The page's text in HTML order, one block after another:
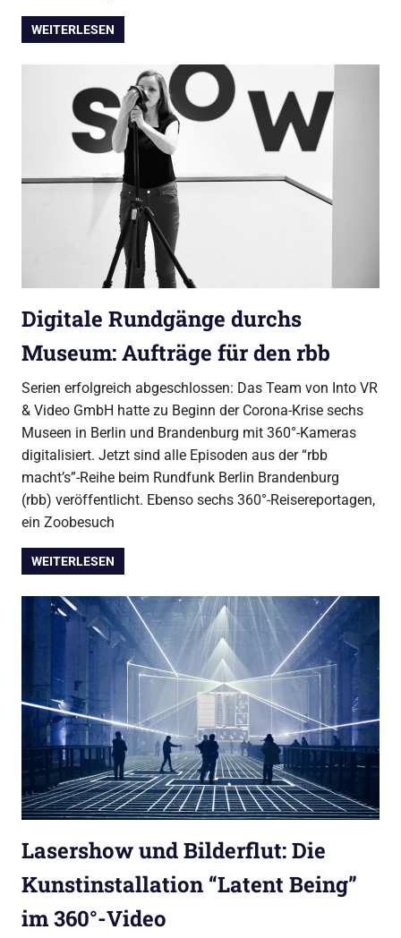
WEITERLESEN
Digitale Rundgänge durchs
Museum: Aufträge für den rbb
Serien erfolgreich abgeschlossen: Das Team von Into VR
& Video GmbH hatte zu Beginn der Corona-Krise sechs
Museen in Berlin und Brandenburg mit 360°-Kameras
digitalisiert. Jetzt sind alle Episoden aus der “rbb
macht’s”-Reihe beim Rundfunk Berlin Brandenburg
(rbb) veröffentlicht. Ebenso sechs 360°-Reisereportagen,
ein Zoobesuch
WEITERLESEN
Lasershow und Bilderflut: Die
Kunstinstallation “Latent Being”
im 360°-Video